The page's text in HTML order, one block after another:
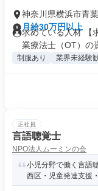
神奈川県横浜市青
月給30万円以上
求めている人材 【
業療法士（OT）の
制服あり 業界未経験
正社員
言語聴覚士
NPO法人ムーミンの会
小児分野で働く言語
西区・児童発達支援